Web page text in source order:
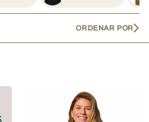
ORDENAR POR